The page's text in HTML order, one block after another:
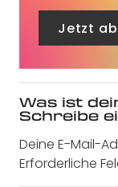
Jetzt
Was ist
Schreibe
Deine E-Mail-
Erforderliche